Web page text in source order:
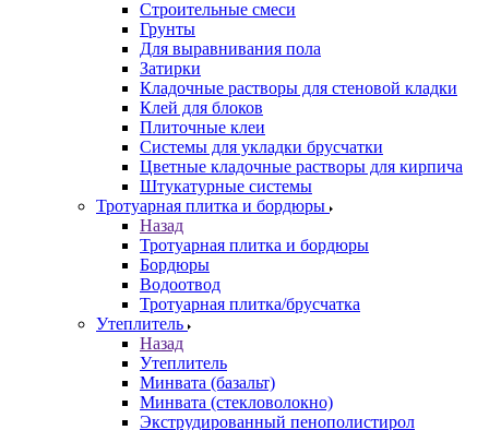
Строительные смеси
Грунты
Для выравнивания пола
Затирки
Кладочные растворы для стеновой кладки
Клей для блоков
Плиточные клеи
Системы для укладки брусчатки
Цветные кладочные растворы для кирпича
Штукатурные системы
Тротуарная плитка и бордюры
Назад
Тротуарная плитка и бордюры
Бордюры
Водоотвод
Тротуарная плитка/брусчатка
Утеплитель
Назад
Утеплитель
Минвата (базальт)
Минвата (стекловолокно)
Экструдированный пенополистирол